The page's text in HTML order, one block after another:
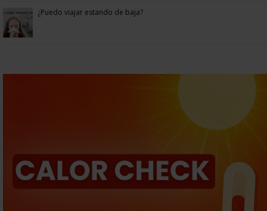
¿Puedo viajar estando de baja?